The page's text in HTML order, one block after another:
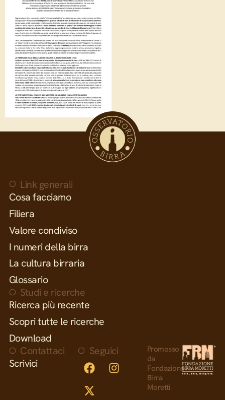
Link generali
Cosa facciamo
Filiera
Valore condiviso
I numeri della birra
La cultura birraria
Glossario
Studi e ricerche
Ricerca più recente
Scopri tutte le ricerche
Download
Contattaci
Scrivici
Seguici
Promosso
da
Fondazione
Birra
Moretti